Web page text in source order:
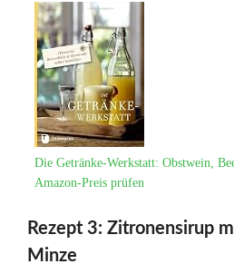
Die Getränke-Werkstatt: Obstwein,
Amazon-Preis prüfen
Rezept 3: Zitronensirup
Minze